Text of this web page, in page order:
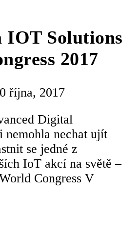
IOT Solutions
2017
října, 2017
Digital
nemohla nechat ujít
se jedné z
IoT akcí na světě –
Congress V